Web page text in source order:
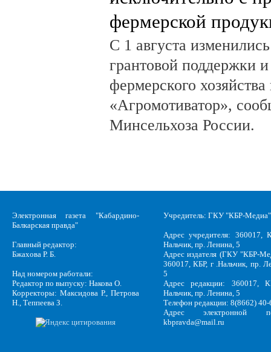
фермерской
С 1 августа
грантовой поддержки
фермерского хозяйства
«Агромотиватор»,
Минсельхоза России.
Электронная газета "Кабардино-
Балкарская правда"
Главный редактор:
Бжахова Р. Б.
Над номером работали:
Редактор по выпуску: Накова О.
Корректоры: Максидова Р., Петрова
Н., Теппеева З.
Учредитель: ГКУ "КБР-Медиа"
Адрес учредителя: 360017,
Нальчик, пр. Ленина, 5
Адрес издателя (ГКУ "КБР-
360017, КБР, г .Нальчик, пр.
5
Адрес редакции: 360017,
Нальчик, пр. Ленина, 5
Телефон редакции: 8(8662)
Адрес электронной
kbpravda@mail.ru